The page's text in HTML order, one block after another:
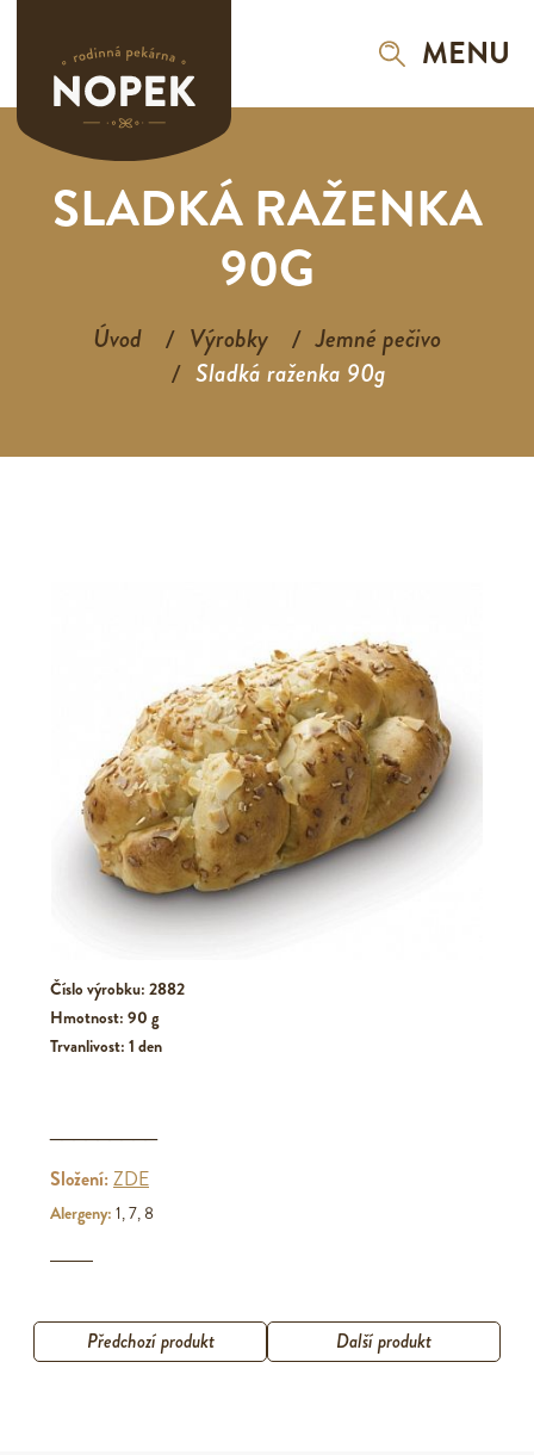
MENU
SLADKÁ RAŽENKA
90G
Úvod Výrobky
Jemné pečivo
Sladká raženka 90g
Číslo výrobku: 2882
Hmotnost: 90 g
Trvanlivost: 1 den
Složení:ZDE
Alergeny: 1, 7, 8
Předchozí produkt Další produkt